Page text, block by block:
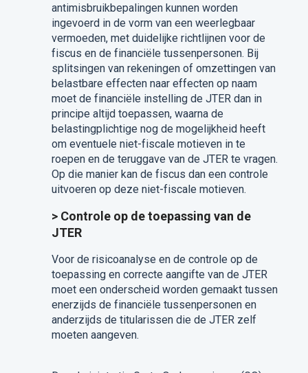
antimisbruikbepalingen kunnen worden
ingevoerd in de vorm van een weerlegbaar
vermoeden, met duidelijke richtlijnen voor de
fiscus en de financiële tussenpersonen. Bij
splitsingen van rekeningen of omzettingen van
belastbare effecten naar effecten op naam
moet de financiële instelling de JTER dan in
principe altijd toepassen, waarna de
belastingplichtige nog de mogelijkheid heeft
om eventuele niet-fiscale motieven in te
roepen en de teruggave van de JTER te vragen.
Op die manier kan de fiscus dan een controle
uitvoeren op deze niet-fiscale motieven.
> Controle op de toepassing van de
JTER
Voor de risicoanalyse en de controle op de
toepassing en correcte aangifte van de JTER
moet een onderscheid worden gemaakt tussen
enerzijds de financiële tussenpersonen en
anderzijds de titularissen die de JTER zelf
moeten aangeven.